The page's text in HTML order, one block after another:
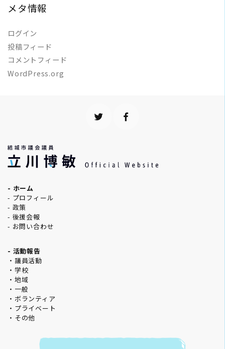
メタ情報
ログイン
投稿フィード
コメントフィード
WordPress.org
- ホーム
- プロフィール
- 政策
- 後援会報
- お問い合わせ
- 活動報告
・議員活動
・学校
・地域
・一般
・ボランティア
・プライベート
・その他